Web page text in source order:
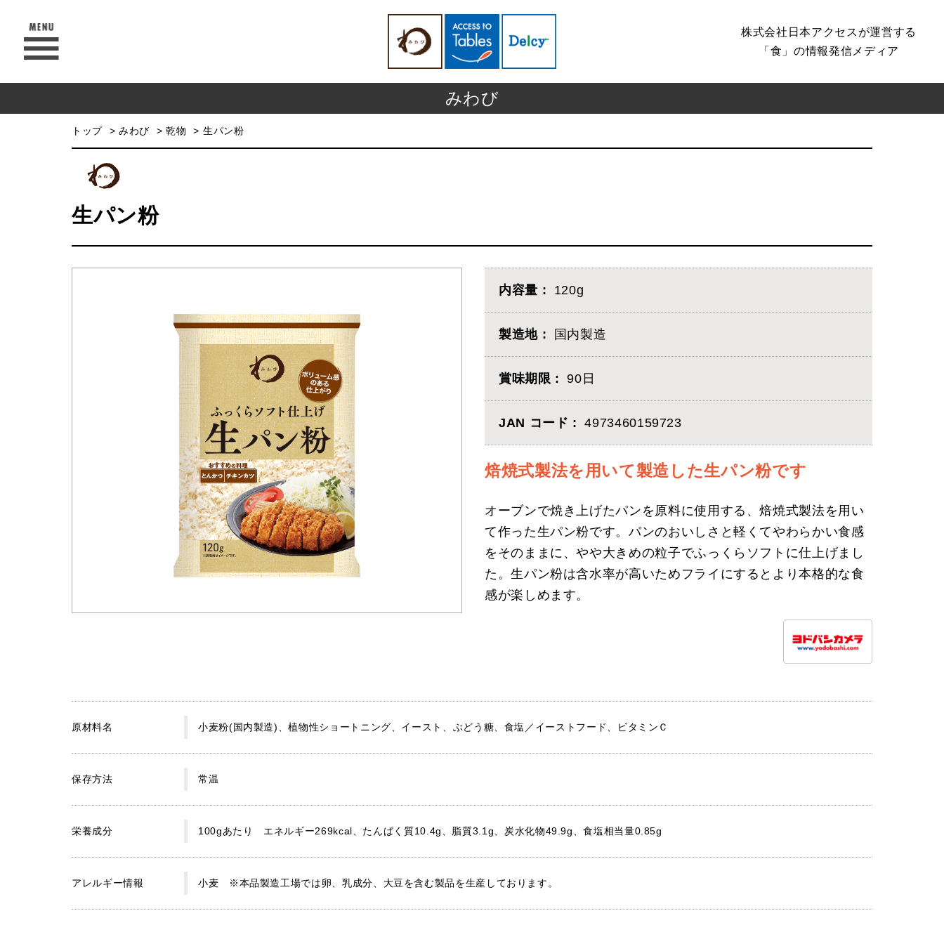
株式会社日本アクセスが運営する
「食」の情報発信メディア
みわび
トップ みわび 乾物 生パン粉
生パン粉
内容量 120g
製造地 国内製造
賞味期限 90日
JAN コード 4973460159723
焙焼式製法を用いて製造した生パン粉です
オーブンで焼き上げたパンを原料に使用する、焙焼式製法を用い
て作った生パン粉です。パンのおいしさと軽くてやわらかい食感
をそのままに、やや大きめの粒子でふっくらソフトに仕上げまし
た。生パン粉は含水率が高いためフライにするとより本格的な食
感が楽しめます。
原材料名 小麦粉(国内製造)、植物性ショートニング、イースト、ぶどう糖、食塩／イーストフード、ビタミンＣ
保存方法 常温
栄養成分 100gあたり エネルギー269kcal、たんぱく質10.4g、脂質3.1g、炭水化物49.9g、食塩相当量0.85g
アレルギー情報 小麦 ※本品製造工場では卵、乳成分、大豆を含む製品を生産しております。